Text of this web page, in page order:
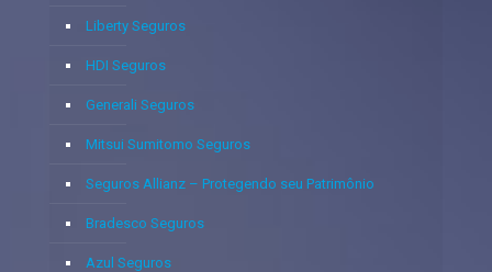
Liberty Seguros
HDI Seguros
Generali Seguros
Mitsui Sumitomo Seguros
Seguros Allianz – Protegendo seu Patrimônio
Bradesco Seguros
Azul Seguros